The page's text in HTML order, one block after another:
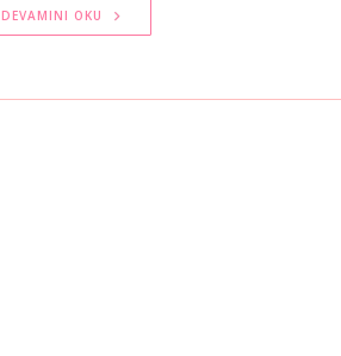
DEVAMINI OKU